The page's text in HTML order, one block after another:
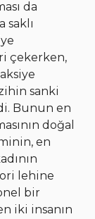
da
çekerken,
sanki
Bunun en
doğal
en
lehine
bir
iki insanın